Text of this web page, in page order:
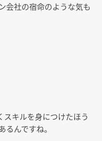
会社の宿命のような気も
キルを身につけたほう
るんですね。